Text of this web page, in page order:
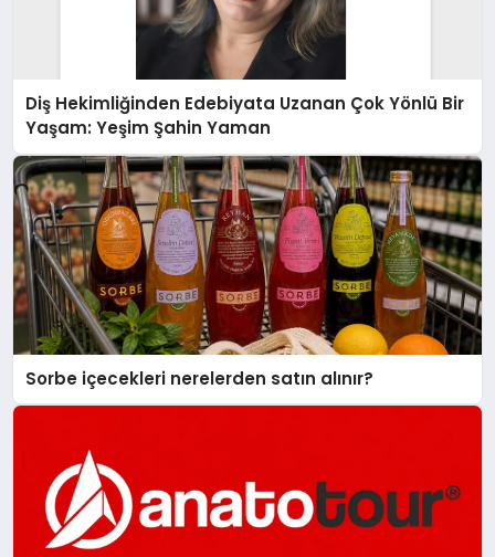
Diş Hekimliğinden Edebiyata Uzanan Çok Yönlü Bir
Yaşam: Yeşim Şahin Yaman
Sorbe içecekleri nerelerden satın alınır?